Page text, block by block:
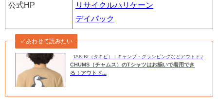
公式HP
リサイクルハリケーン
デイパック
TAKIBI（タキビ） | キャンプ・グランピングなどアウトドアの総
✓あわせて読みたい
CHUMS（チャムス）のTシャツはお揃いで着用でき
る！アウトド...